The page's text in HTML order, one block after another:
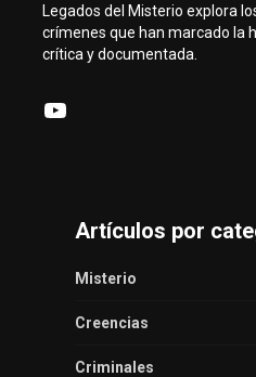
Legados del Misterio explora
crímenes que han marcado la
crítica y documentada.
YouTube
Artículos por
Misterio
Creencias
Criminales